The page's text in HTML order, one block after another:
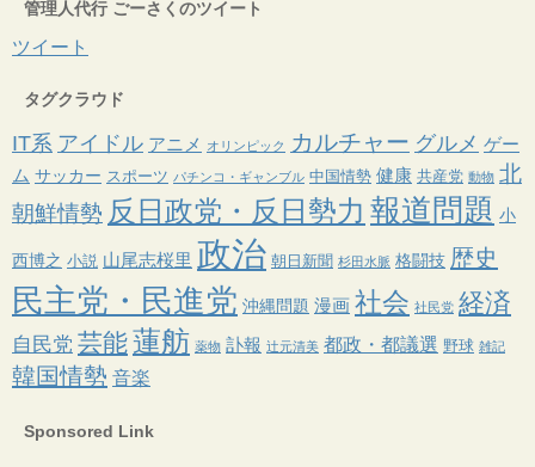
管理人代行 ごーさくのツイート
ツイート
タグクラウド
IT系 アイドル アニメ オリンピック カルチャー グルメ ゲー
ム サッカー スポーツ パチンコ・ギャンブル 中国情勢 健康 共産党 動物 北
朝鮮情勢 反日政党・反日勢力 報道問題 小
西博之 小説 山尾志桜里 政治 朝日新聞 杉田水脈 格闘技 歴史
民主党・民進党 沖縄問題 漫画 社会 社民党 経済
自民党 芸能蓮舫 薬物 訃報 辻元清美 都政・都議選 野球 雑記
韓国情勢 音楽
Sponsored Link